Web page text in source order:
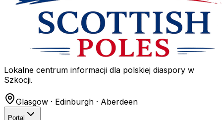
Lokalne centrum informacji dla polskiej diaspory w
Szkocji.
Glasgow · Edinburgh · Aberdeen
Portal